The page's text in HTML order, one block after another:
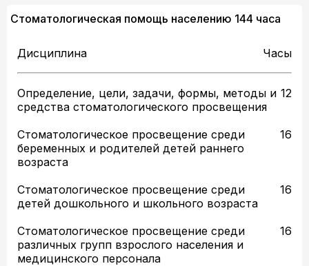
Стоматологическая помощь населению 144 часа
Дисциплина Часы
Определение, цели, задачи, формы, методы и
средства стоматологического просвещения
12
Стоматологическое просвещение среди
беременных и родителей детей раннего
возраста
16
Стоматологическое просвещение среди
детей дошкольного и школьного возраста
16
Стоматологическое просвещение среди
различных групп взрослого населения и
медицинского персонала
16